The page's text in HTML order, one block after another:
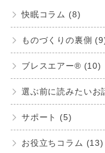
快眠コラム (8)
ものづくりの裏側
ブレスエアー® (10)
選ぶ前に読みたいお
サポート (5)
お役立ちコラム (13)